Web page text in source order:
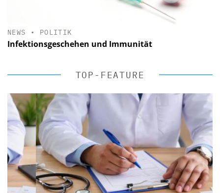
NEWS • POLITIK
Infektionsgeschehen und Immunität
TOP-FEATURE